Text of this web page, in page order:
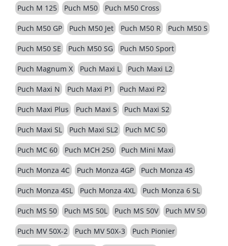
Puch M 125 Puch M50 Puch M50 Cross
Puch M50 GP Puch M50 Jet Puch M50 R Puch M50 S
Puch M50 SE Puch M50 SG Puch M50 Sport
Puch Magnum X Puch Maxi L Puch Maxi L2
Puch Maxi N Puch Maxi P1 Puch Maxi P2
Puch Maxi Plus Puch Maxi S Puch Maxi S2
Puch Maxi SL Puch Maxi SL2 Puch MC 50
Puch MC 60 Puch MCH 250 Puch Mini Maxi
Puch Monza 4C Puch Monza 4GP Puch Monza 4S
Puch Monza 4SL Puch Monza 4XL Puch Monza 6 SL
Puch MS 50 Puch MS 50L Puch MS 50V Puch MV 50
Puch MV 50X-2 Puch MV 50X-3 Puch Pionier